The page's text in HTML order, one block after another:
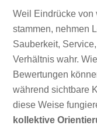
Weil Eindrücke von
stammen, nehmen
Sauberkeit,
Verhältnis wahr.
Bewertungen
während sichtbare
diese Weise
kollektive